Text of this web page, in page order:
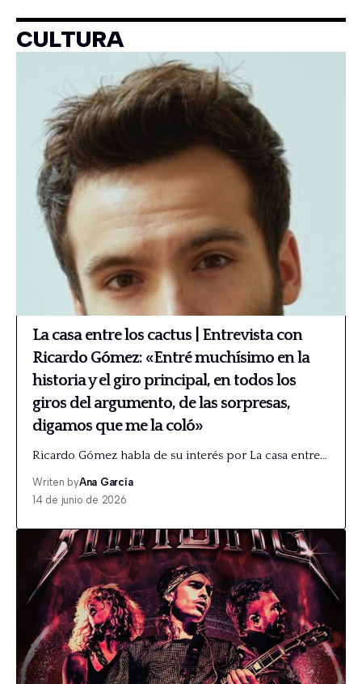
CULTURA
La casa entre los cactus | Entrevista con
Ricardo Gómez: «Entré muchísimo en la
historia y el giro principal, en todos los
giros del argumento, de las sorpresas,
digamos que me la coló»
Ricardo Gómez habla de su interés por La casa entre…
Writen byAna García
14 de junio de 2026